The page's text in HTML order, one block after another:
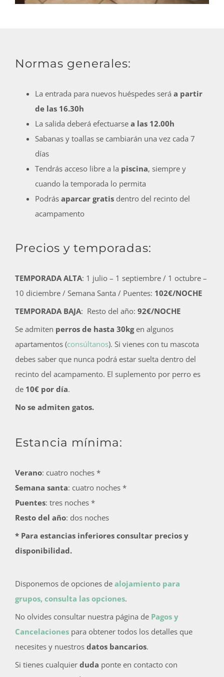
Normas generales:
La entrada para nuevos huéspedes será a partir
de las 16.30h
La salida deberá efectuarse a las 12.00h
Sabanas y toallas se cambiarán una vez cada 7
días
Tendrás acceso libre a la piscina, siempre y
cuando la temporada lo permita
Podrás aparcar gratis dentro del recinto del
acampamento
Precios y temporadas:
TEMPORADA ALTA: 1 julio – 1 septiembre / 1 octubre –
10 diciembre / Semana Santa / Puentes: 102€/NOCHE
TEMPORADA BAJA: Resto del año: 92€/NOCHE
Se admiten perros de hasta 30kgen algunos
apartamentos (consúltanos). Si vienes con tu mascota
debes saber que nunca podrá estar suelta dentro del
recinto del acampamento. El suplemento por perro es
de 10€ por día.
No se admiten gatos.
Estancia mínima:
Verano: cuatro noches *
Semana santa: cuatro noches *
Puentes: tres noches *
Resto del año: dos noches
* Para estancias inferiores consultar precios y
disponibilidad.
Disponemos de opciones de alojamiento para
grupos, consulta las opciones.
No olvides consultar nuestra página de Pagos y
Cancelaciones para obtener todos los detalles que
necesites y nuestros datos bancarios.
Si tienes cualquier duda ponte en contacto con